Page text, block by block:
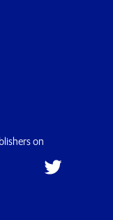
on